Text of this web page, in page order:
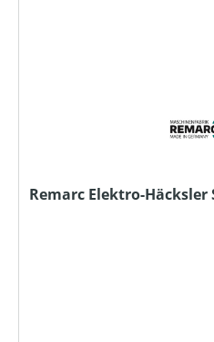
Remarc Elektro-